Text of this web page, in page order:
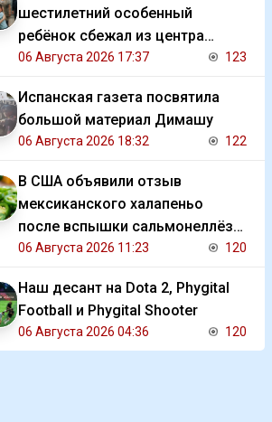
шестилетний особенный
ребёнок сбежал из центра
реабилитации и потерялся
06 Августа 2026 17:37 123
Испанская газета посвятила
большой материал Димашу
06 Августа 2026 18:32 122
В США объявили отзыв
мексиканского халапеньо
после вспышки сальмонеллёза
в 27 штатах
06 Августа 2026 11:23 120
Наш десант на Dota 2, Phygital
Football и Phygital Shooter
06 Августа 2026 04:36 120